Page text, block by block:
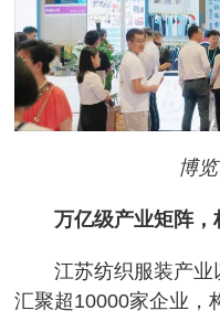
博
万亿级产业矩阵，
江苏纺织服装产业
汇聚超10000家企业，